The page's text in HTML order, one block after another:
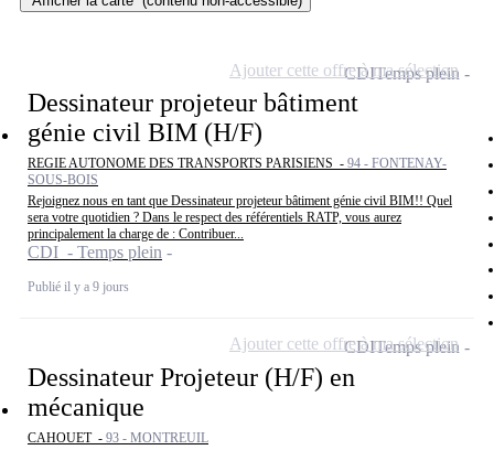
Dessinateur projeteur bâtiment
génie civil BIM (H/F)
REGIE AUTONOME DES TRANSPORTS PARISIENS - 94 - FONTENAY-
SOUS-BOIS
Rejoignez nous en tant que Dessinateur projeteur bâtiment génie civil BIM!! Quel
sera votre quotidien ? Dans le respect des référentiels RATP, vous aurez
principalement la charge de : Contribuer...
CDI - Temps plein
Publié il y a 9 jours
CDITemps plein
Ajouter cette offre à ma sélection
Dessinateur Projeteur (H/F) en
mécanique
CAHOUET - 93 - MONTREUIL
CDITemps plein
Ajouter cette offre à ma sélection